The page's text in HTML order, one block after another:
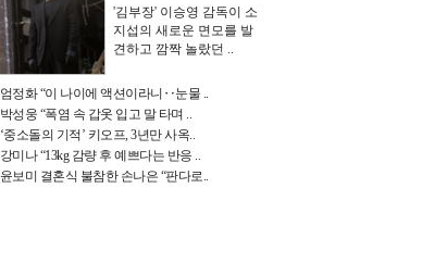
'김부장' 이승영 감독이 소
지섭의 새로운 면모를 발
견하고 깜짝 놀랐던 ..
엄정화 “이 나이에 액션이라니‥눈물 ..
박성웅 “폭염 속 갑옷 입고 말 타며 ..
‘중소돌의 기적’ 키오프, 3년만 사옥..
강미나 “13kg 감량 후 예쁘다는 반응 ..
윤보미 결혼식 불참한 손나은 “판다로..